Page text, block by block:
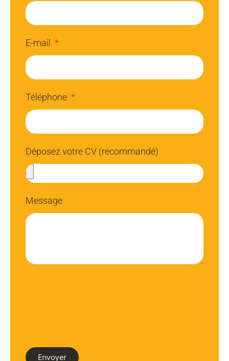
E-mail
Téléphone
Déposez votre CV (recommandé)
Message
Envoyer